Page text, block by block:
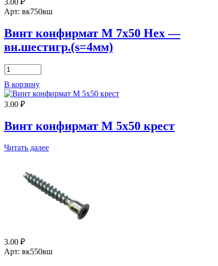
Размер под ключ (S):
Арт: вк750вш
Винт конфирмат М 7х50 Нех —
вн.шестигр.(s=4мм)
Количество
товара
Винт
конфирмат
М
Нех
-
(s=4мм)
В корзину
3.00 ₽
Винт конфирмат М 5х50 крест
Читать далее
3.00 ₽
Арт: вк550вш